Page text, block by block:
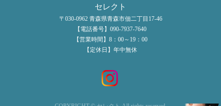
セレクト
〒030-0962 青森県青森市佃二丁目17-46
【電話番号】090-7937-7640
【営業時間】8：00～19：00
【定休日】年中無休